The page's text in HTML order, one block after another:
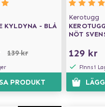
KYLDYNA - BLÅ
139 kr
PRODUKT
Kerotugg
NÖT
129 kr
Finns i